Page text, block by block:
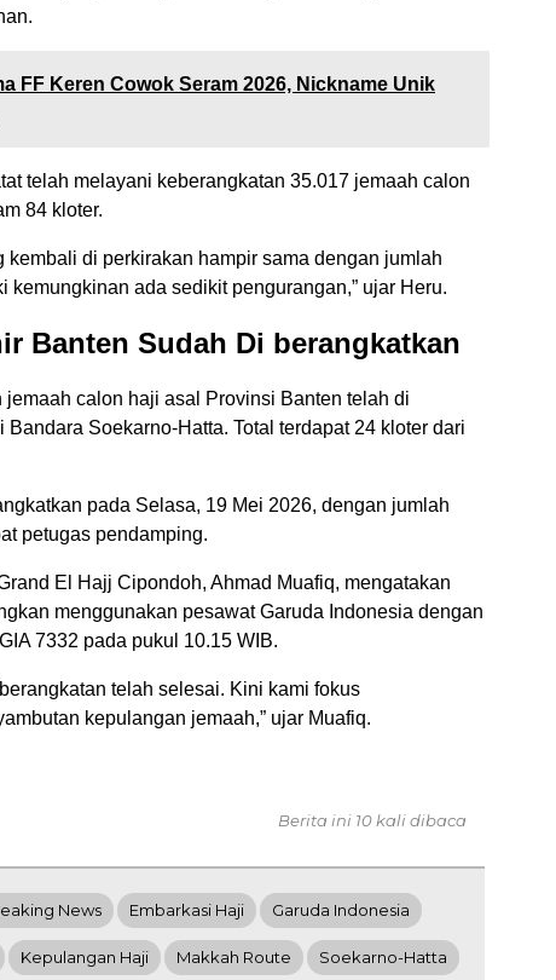
FF Keren Cowok Seram 2026, Nickname Unik
telah melayani keberangkatan 35.017 jemaah calon
84 kloter.
kembali di perkirakan hampir sama dengan jumlah
kemungkinan ada sedikit pengurangan,” ujar Heru.
Banten Sudah Di berangkatkan
jemaah calon haji asal Provinsi Banten telah di
Bandara Soekarno-Hatta. Total terdapat 24 kloter dari
pada Selasa, 19 Mei 2026, dengan jumlah
petugas pendamping.
El Hajj Cipondoh, Ahmad Muafiq, mengatakan
menggunakan pesawat Garuda Indonesia dengan
7332 pada pukul 10.15 WIB.
telah selesai. Kini kami fokus
kepulangan jemaah,” ujar Muafiq.
Berita ini 10 kali dibaca
News Embarkasi Haji Garuda Indonesia
Kepulangan Haji Makkah Route Soekarno-Hatta